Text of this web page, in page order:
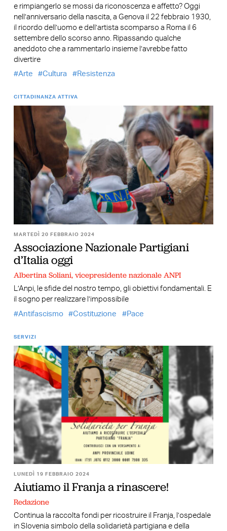
e rimpiangerlo se mossi da riconoscenza e affetto? Oggi
nell’anniversario della nascita, a Genova il 22 febbraio 1930,
il ricordo dell’uomo e dell’artista scomparso a Roma il 6
settembre dello scorso anno. Ripassando qualche
aneddoto che a rammentarlo insieme l’avrebbe fatto
divertire
Arte
Cultura Resistenza
CITTADINANZA ATTIVA
MARTEDÌ 20 FEBBRAIO 2024
Associazione Nazionale Partigiani
d’Italia oggi
Albertina Soliani, vicepresidente nazionale ANPI
L’Anpi, le sfide del nostro tempo, gli obiettivi fondamentali. E
il sogno per realizzare l’impossibile
Antifascismo
Costituzione Pace
SERVIZI
LUNEDÌ 19 FEBBRAIO 2024
Aiutiamo il Franja a rinascere!
Redazione
Continua la raccolta fondi per ricostruire il Franja, l’ospedale
in Slovenia simbolo della solidarietà partigiana e della